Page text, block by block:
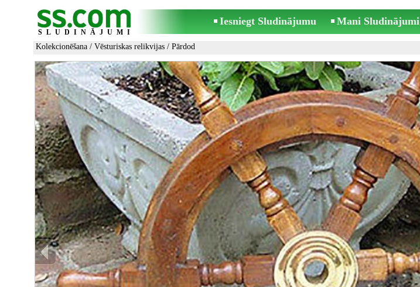
SLUDINĀJUMI
Iesniegt Sludinājumu Mani Sludinājumi
Kolekcionēšana / Vēsturiskas relikvijas / Pārdod